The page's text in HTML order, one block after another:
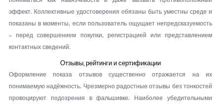
эффект. Коллективные удостоверения обязаны быть уместны среде и
показаны в моменты, если пользователь ощущает непредсказуемость
– перед совершением покупки, регистрацией или представлением
контактных сведений.
Отзывы, рейтинги и сертификации
Оформление показа отзывов существенно отражается на их
понимаемую надёжность. Чрезмерно радостные отзывы без тонкостей
провоцируют подозрения в фальшивке. Наиболее убедительными